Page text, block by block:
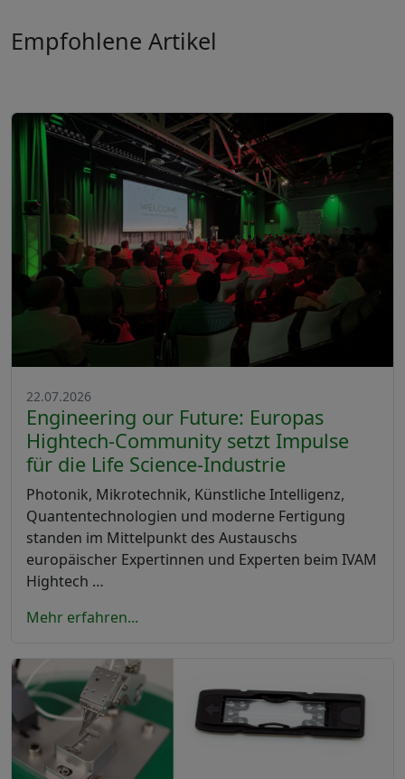
Empfohlene Artikel
22.07.2026
Engineering our Future: Europas
Hightech-Community setzt Impulse
für die Life Science-Industrie
Photonik, Mikrotechnik, Künstliche Intelligenz,
Quantentechnologien und moderne Fertigung
standen im Mittelpunkt des Austauschs
europäischer Expertinnen und Experten beim IVAM
Hightech …
Mehr erfahren...